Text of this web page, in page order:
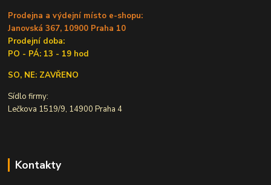
Prodejna a výdejní místo e-shopu:
Janovská 367, 10900 Praha 10
Prodejní doba:
PO - PÁ: 13 - 19 hod
SO, NE: ZAVŘENO
Sídlo firmy:
Lečkova 1519/9, 14900 Praha 4
Kontakty